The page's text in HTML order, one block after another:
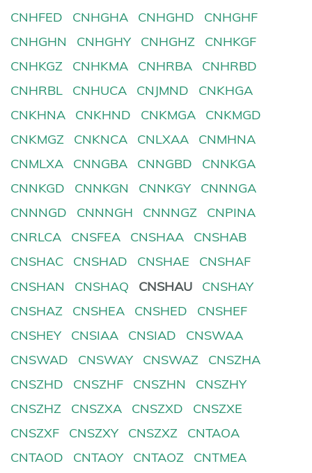
CNHFED
CNHGHA CNHGHD
CNHGHF
CNHGHN
CNHGHY CNHGHZ
CNHKGF
CNHKGZ
CNHKMA CNHRBA
CNHRBD
CNHRBL
CNHUCA CNJMND
CNKHGA
CNKHNA
CNKHND CNKMGA
CNKMGD
CNKMGZ
CNKNCA CNLXAA
CNMHNA
CNMLXA
CNNGBA CNNGBD
CNNKGA
CNNKGD
CNNKGN CNNKGY
CNNNGA
CNNNGD
CNNNGH CNNNGZ
CNPINA
CNRLCA
CNSFEA CNSHAA
CNSHAB
CNSHAC
CNSHAD CNSHAE
CNSHAF
CNSHAN
CNSHAQ CNSHAU
CNSHAY
CNSHAZ
CNSHEA CNSHED
CNSHEF
CNSHEY
CNSIAA CNSIAD
CNSWAA
CNSWAD
CNSWAY CNSWAZ
CNSZHA
CNSZHD
CNSZHF CNSZHN
CNSZHY
CNSZHZ
CNSZXA CNSZXD
CNSZXE
CNSZXF
CNSZXY CNSZXZ
CNTAOA
CNTAOD
CNTAOY CNTAOZ
CNTMEA